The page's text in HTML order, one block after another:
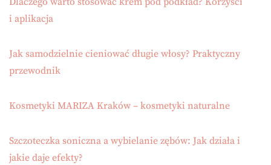
i aplikacja
Jak samodzielnie cieniować długie włosy? Praktyczny
przewodnik
Kosmetyki MARIZA Kraków – kosmetyki naturalne
Szczoteczka soniczna a wybielanie zębów: Jak działa i
jakie daje efekty?